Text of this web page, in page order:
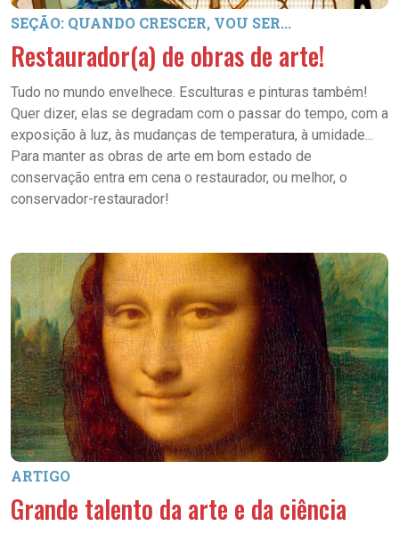
SEÇÃO: QUANDO CRESCER, VOU SER...
Restaurador(a) de obras de arte!
Tudo no mundo envelhece. Esculturas e pinturas também!
Quer dizer, elas se degradam com o passar do tempo, com a
exposição à luz, às mudanças de temperatura, à umidade...
Para manter as obras de arte em bom estado de
conservação entra em cena o restaurador, ou melhor, o
conservador-restaurador!
ARTIGO
Grande talento da arte e da ciência